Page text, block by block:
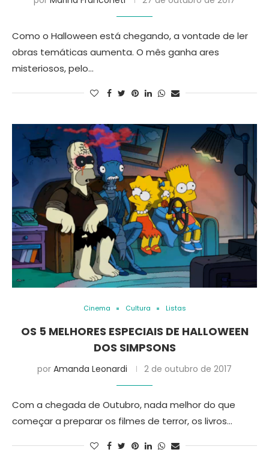
Como o Halloween está chegando, a vontade de ler
obras temáticas aumenta. O mês ganha ares
misteriosos, pelo…
Cinema Cultura Listas
OS 5 MELHORES ESPECIAIS DE HALLOWEEN
DOS SIMPSONS
por Amanda Leonardi 2 de outubro de 2017
Com a chegada de Outubro, nada melhor do que
começar a preparar os filmes de terror, os livros…